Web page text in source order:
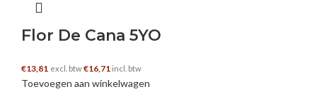
Flor De Cana 5YO
€13,81 excl. btw€16,71 incl. btw
Toevoegen aan winkelwagen